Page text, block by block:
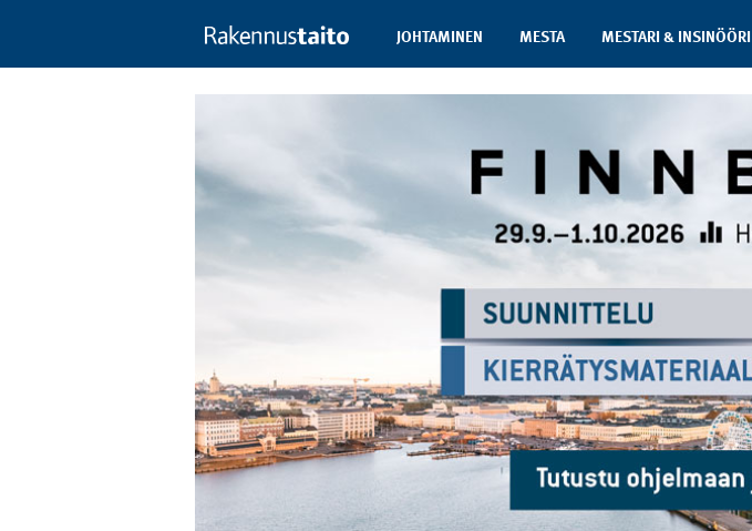
JOHTAMINEN MESTA MESTARI & INSINÖÖRI